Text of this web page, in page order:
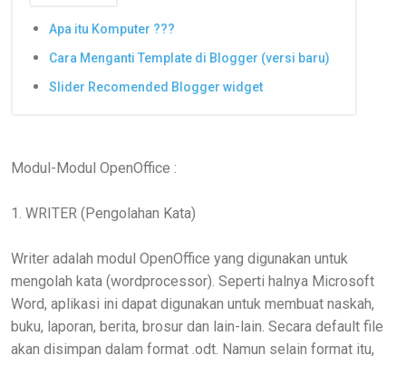
Apa itu Komputer ???
Cara Menganti Template di Blogger (versi baru)
Slider Recomended Blogger widget
Modul-Modul OpenOffice :
1. WRITER (Pengolahan Kata)
Writer adalah modul OpenOffice yang digunakan untuk
mengolah kata (wordprocessor). Seperti halnya Microsoft
Word, aplikasi ini dapat digunakan untuk membuat naskah,
buku, laporan, berita, brosur dan lain-lain. Secara default file
akan disimpan dalam format .odt. Namun selain format itu,